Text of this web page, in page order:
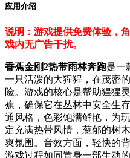
应用介绍
说明：游戏提供免费体验，
戏内无广告干扰。
香蕉金刚2热带雨林奔跑是一
一只活泼的大猩猩，在茂密
险。游戏的核心是帮助猩猩
蕉，确保它在丛林中安全生
通风格，色彩饱满鲜艳，为
定充满热带风情，葱郁的树
爽氛围。音效方面，轻快的
游戏过程如同置身一部生动